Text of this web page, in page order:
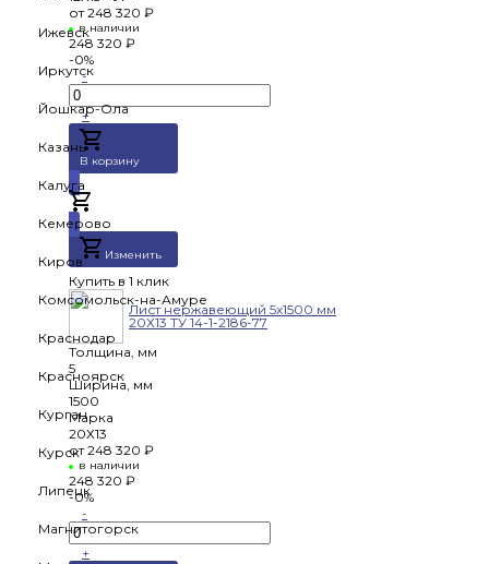
Ижевск
Иркутск
Йошкар-Ола
Казань
Калуга
Кемерово
Киров
Комсомольск-на-Амуре
Краснодар
Красноярск
Курган
Курск
Липецк
Магнитогорск
от 248 320 ₽
в наличии
248 320 ₽
-0%
-
+
В корзину
Изменить
Купить в 1 клик
Лист нержавеющий 5х1500 мм
20Х13 ТУ 14-1-2186-77
Толщина, мм
5
Ширина, мм
1500
Марка
20Х13
от 248 320 ₽
в наличии
248 320 ₽
-0%
-
+